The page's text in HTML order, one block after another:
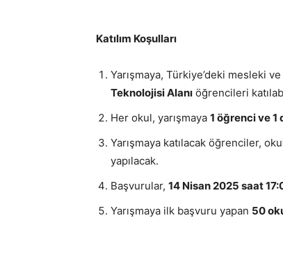
Katılım Koşulları
Yarışmaya, Türkiye’deki mesleki
Teknolojisi Alanı öğrencileri
Her okul, yarışmaya 1 öğrenci ve 1
Yarışmaya katılacak öğrenciler,
yapılacak.
Başvurular, 14 Nisan 2025 saat
Yarışmaya ilk başvuru yapan 50